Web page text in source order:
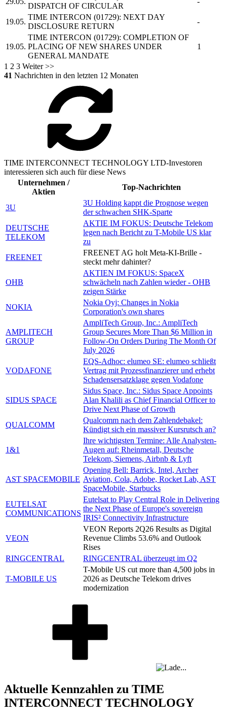
DISPATCH OF CIRCULAR
19.05.
TIME INTERCON (01729): NEXT DAY
DISCLOSURE RETURN
-
19.05.
TIME INTERCON (01729): COMPLETION OF
PLACING OF NEW SHARES UNDER
GENERAL MANDATE
1
1 2 3 Weiter >>
41 Nachrichten in den letzten 12 Monaten
TIME INTERCONNECT TECHNOLOGY LTD-Investoren
interessieren sich auch für diese News
Unternehmen /
Aktien
Top-Nachrichten
3U
3U Holding kappt die Prognose wegen
der schwachen SHK-Sparte
DEUTSCHE
TELEKOM
AKTIE IM FOKUS: Deutsche Telekom
legen nach Bericht zu T-Mobile US klar
zu
FREENET
FREENET AG holt Meta-KI-Brille -
steckt mehr dahinter?
OHB
AKTIEN IM FOKUS: SpaceX
schwächeln nach Zahlen wieder - OHB
zeigen Stärke
NOKIA
Nokia Oyj: Changes in Nokia
Corporation's own shares
AMPLITECH
GROUP
AmpliTech Group, Inc.: AmpliTech
Group Secures More Than $6 Million in
Follow-On Orders During The Month Of
July 2026
VODAFONE
EQS-Adhoc: elumeo SE: elumeo schließt
Vertrag mit Prozessfinanzierer und erhebt
Schadensersatzklage gegen Vodafone
SIDUS SPACE
Sidus Space, Inc.: Sidus Space Appoints
Alan Khalili as Chief Financial Officer to
Drive Next Phase of Growth
QUALCOMM
Qualcomm nach dem Zahlendebakel:
Kündigt sich ein massiver Kursrutsch an?
1&1
Ihre wichtigsten Termine: Alle Analysten-
Augen auf: Rheinmetall, Deutsche
Telekom, Siemens, Airbnb & Lyft
AST SPACEMOBILE
Opening Bell: Barrick, Intel, Archer
Aviation, Cola, Adobe, Rocket Lab, AST
SpaceMobile, Starbucks
EUTELSAT
COMMUNICATIONS
Eutelsat to Play Central Role in Delivering
the Next Phase of Europe's sovereign
IRIS² Connectivity Infrastructure
VEON
VEON Reports 2Q26 Results as Digital
Revenue Climbs 53.6% and Outlook
Rises
RINGCENTRAL
RINGCENTRAL überzeugt im Q2
T-MOBILE US
T-Mobile US cut more than 4,500 jobs in
2026 as Deutsche Telekom drives
modernization
Aktuelle Kennzahlen zu TIME
INTERCONNECT TECHNOLOGY